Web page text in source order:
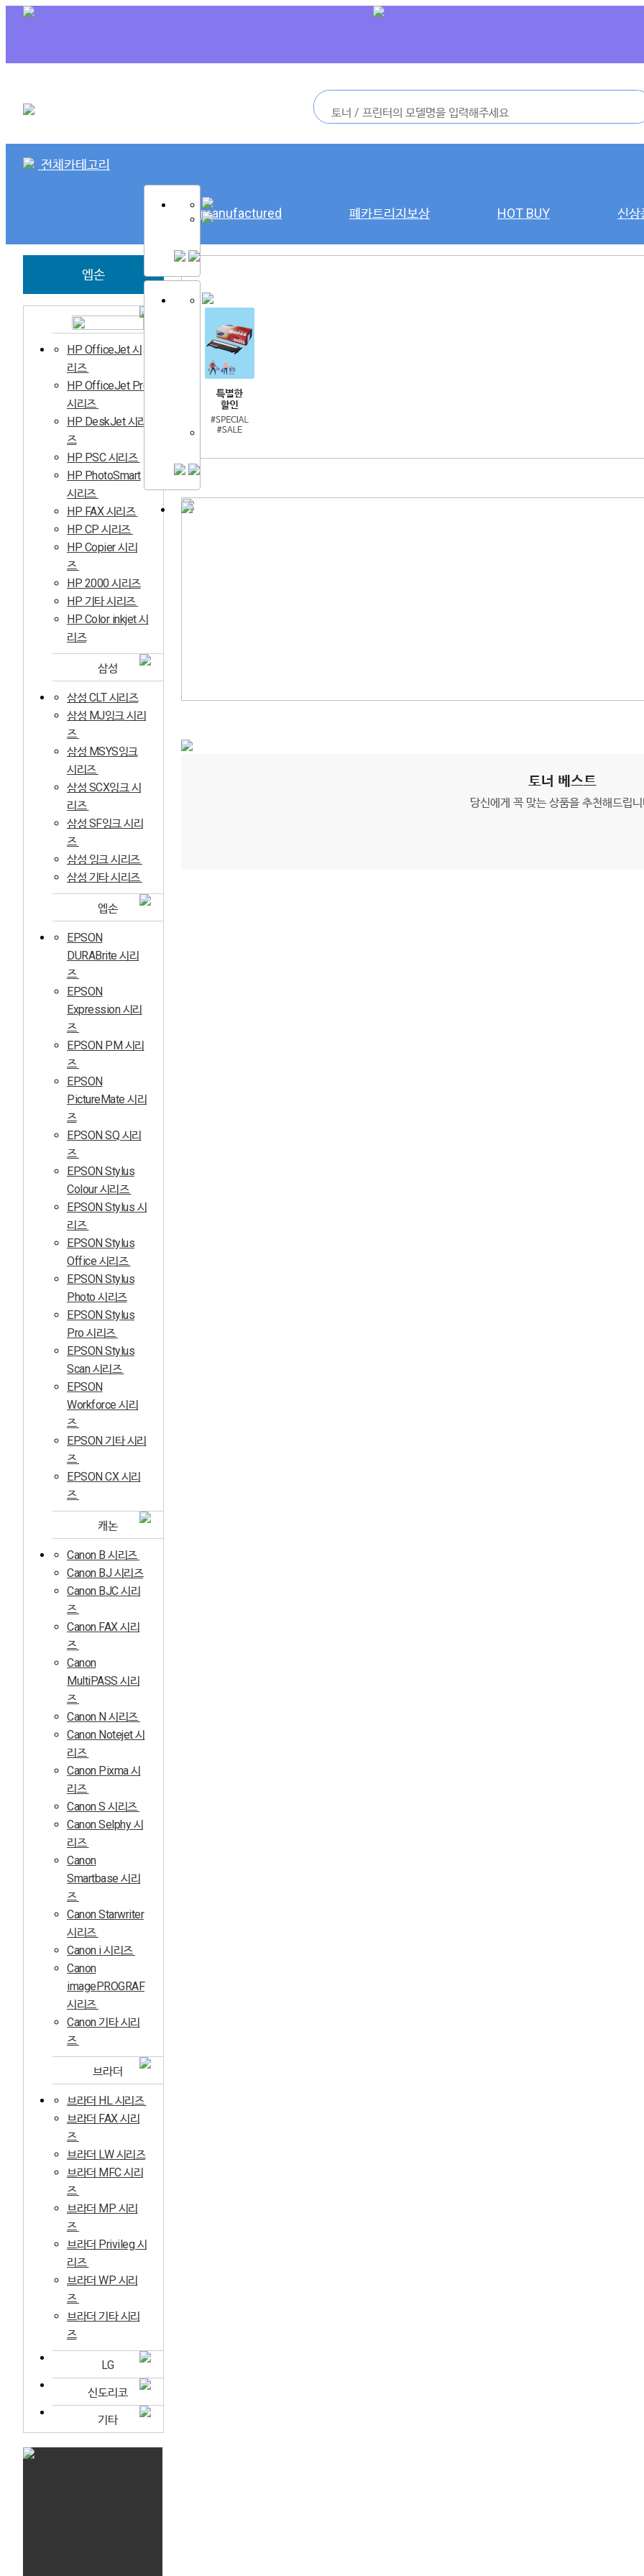
전체카테고리
SK Remanufactured 폐카트리지보상 HOT BUY 신상
엡손
HP OfficeJet 시
리즈
HP OfficeJet Pro
시리즈
HP DeskJet 시리
즈
HP PSC 시리즈
HP PhotoSmart
시리즈
HP FAX 시리즈
HP CP 시리즈
HP Copier 시리
즈
HP 2000 시리즈
HP 기타 시리즈
HP Color inkjet 시
리즈
삼성
삼성 CLT 시리즈
삼성 MJ잉크 시리
즈
삼성 MSYS잉크
시리즈
삼성 SCX잉크 시
리즈
삼성 SF잉크 시리
즈
삼성 잉크 시리즈
삼성 기타 시리즈
엡손
EPSON
DURABrite 시리
즈
EPSON
Expression 시리
즈
EPSON PM 시리
즈
EPSON
PictureMate 시리
즈
EPSON SQ 시리
즈
EPSON Stylus
Colour 시리즈
EPSON Stylus 시
리즈
EPSON Stylus
Office 시리즈
EPSON Stylus
Photo 시리즈
EPSON Stylus
Pro 시리즈
EPSON Stylus
Scan 시리즈
EPSON
Workforce 시리
즈
EPSON 기타 시리
즈
EPSON CX 시리
즈
캐논
Canon B 시리즈
Canon BJ 시리즈
Canon BJC 시리
즈
Canon FAX 시리
즈
Canon
MultiPASS 시리
즈
Canon N 시리즈
Canon Notejet 시
리즈
Canon Pixma 시
리즈
Canon S 시리즈
Canon Selphy 시
리즈
Canon
Smartbase 시리
즈
Canon Starwriter
시리즈
Canon i 시리즈
Canon
imagePROGRAF
시리즈
Canon 기타 시리
즈
브라더
브라더 HL 시리즈
브라더 FAX 시리
즈
브라더 LW 시리즈
브라더 MFC 시리
즈
브라더 MP 시리
즈
브라더 Privileg 시
리즈
브라더 WP 시리
즈
브라더 기타 시리
즈
LG
신도리코
기타
토너 베스트
당신에게 꼭 맞는 상품을 추천해드립니